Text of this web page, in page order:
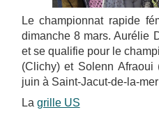
Le championnat rapide
dimanche 8 mars. Aurélie
et se qualifie pour le
(Clichy) et Solenn
juin à Saint-Jacut-de-la-
La grille US